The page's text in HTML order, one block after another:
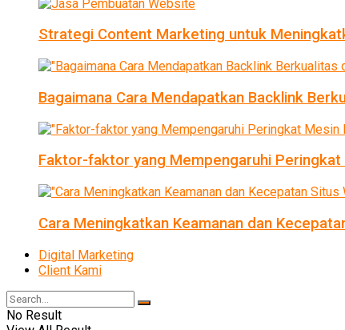
Strategi Content Marketing untuk
Bagaimana Cara Mendapatkan Backlink
Faktor-faktor yang Mempengaruhi
Cara Meningkatkan Keamanan dan
Digital Marketing
Client Kami
No Result